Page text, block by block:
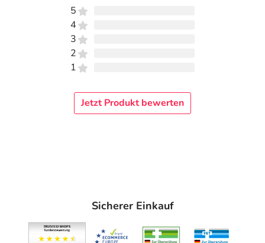
Informationen zu diesem Lebensmittel (wie z. B. Zutaten,
Allergene) sind bei den Lebensmittelangaben als pdf
hinterlegt. (oben)
5
4
3
2
1
Jetzt Produkt bewerten
Sicherer Einkauf